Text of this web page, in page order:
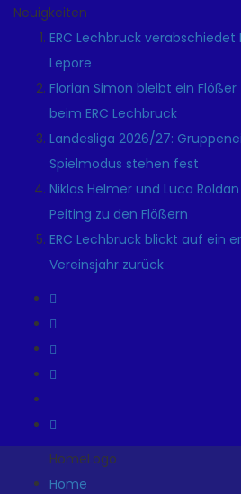
Neuigkeiten
ERC Lechbruck verabschiedet
Lepore
Florian Simon bleibt ein
beim ERC Lechbruck
Landesliga 2026/27:
Spielmodus stehen fest
Niklas Helmer und Luca
Peiting zu den Flößern
ERC Lechbruck blickt auf ein
Vereinsjahr zurück
HomeLogo
Home